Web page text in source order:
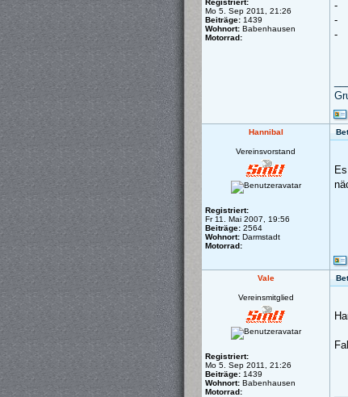
Registriert:
Mo 5. Sep 2011, 21:26
Beiträge: 1439
Wohnort: Babenhausen
Motorrad:
-
-
-
Hannibal
Vereinsvorstand
Registriert:
Fr 11. Mai 2007, 19:56
Beiträge: 2564
Wohnort: Darmstadt
Motorrad:
Vale
Vereinsmitglied
Registriert:
Mo 5. Sep 2011, 21:26
Beiträge: 1439
Wohnort: Babenhausen
Motorrad: